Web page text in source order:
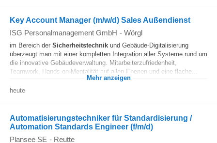
Key Account Manager (m/w/d) Sales Außendienst
ISG Personalmanagement GmbH - Wörgl
im Bereich der Sicherheitstechnik und Gebäude-Digitalisierung
überzeugt man mit einer kompletten Integration aller Systeme rund um
die innovative Gebäudeverwaltung. Mitarbeiterzufriedenheit,
Teamwork, Hands-on-Mentalität auf allen Ebenen und eine flache...
Mehr anzeigen
heute
Automatisierungstechniker für Standardisierung /
Automation Standards Engineer (f/m/d)
Plansee SE - Reutte